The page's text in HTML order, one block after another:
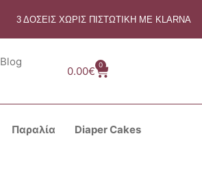
3 ΔΟΣΕΙΣ ΧΩΡΙΣ ΠΙΣΤΩΤΙΚΗ ΜΕ KLARNA
Blog
0.00€
0
Cart
Παραλία Diaper Cakes